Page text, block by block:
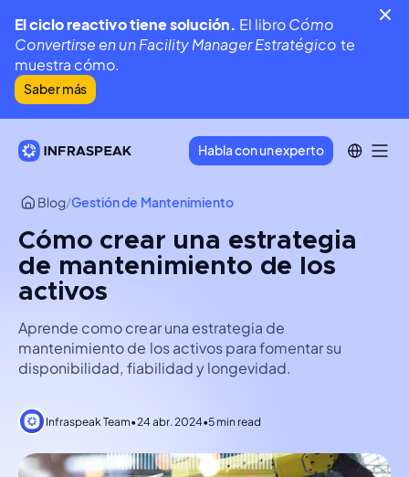
El ciclo reactivo tiene solución. El libroCómo
Convertirse en un Facility Manager Estratégico te
muestra cómo.
Saber más
Habla con un experto
Blog/Gestión de Mantenimiento
Cómo crear una estrategia
de mantenimiento de los
activos
Aprende como crear una estrategia de
mantenimiento de los activos para fomentar su
disponibilidad, fiabilidad y longevidad.
Infraspeak Team•24 abr. 2024•5 min read